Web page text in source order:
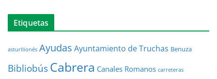
Etiquetas
asturllionés Ayudas Ayuntamiento de Truchas Benuza
BibliobúsCabrera Canales Romanos carreteras